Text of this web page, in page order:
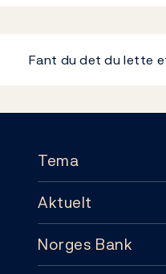
Fant du det du lette
Tema
Tema
Pengepolitikk
Aktuelt
Aktuelt
Norges Bank